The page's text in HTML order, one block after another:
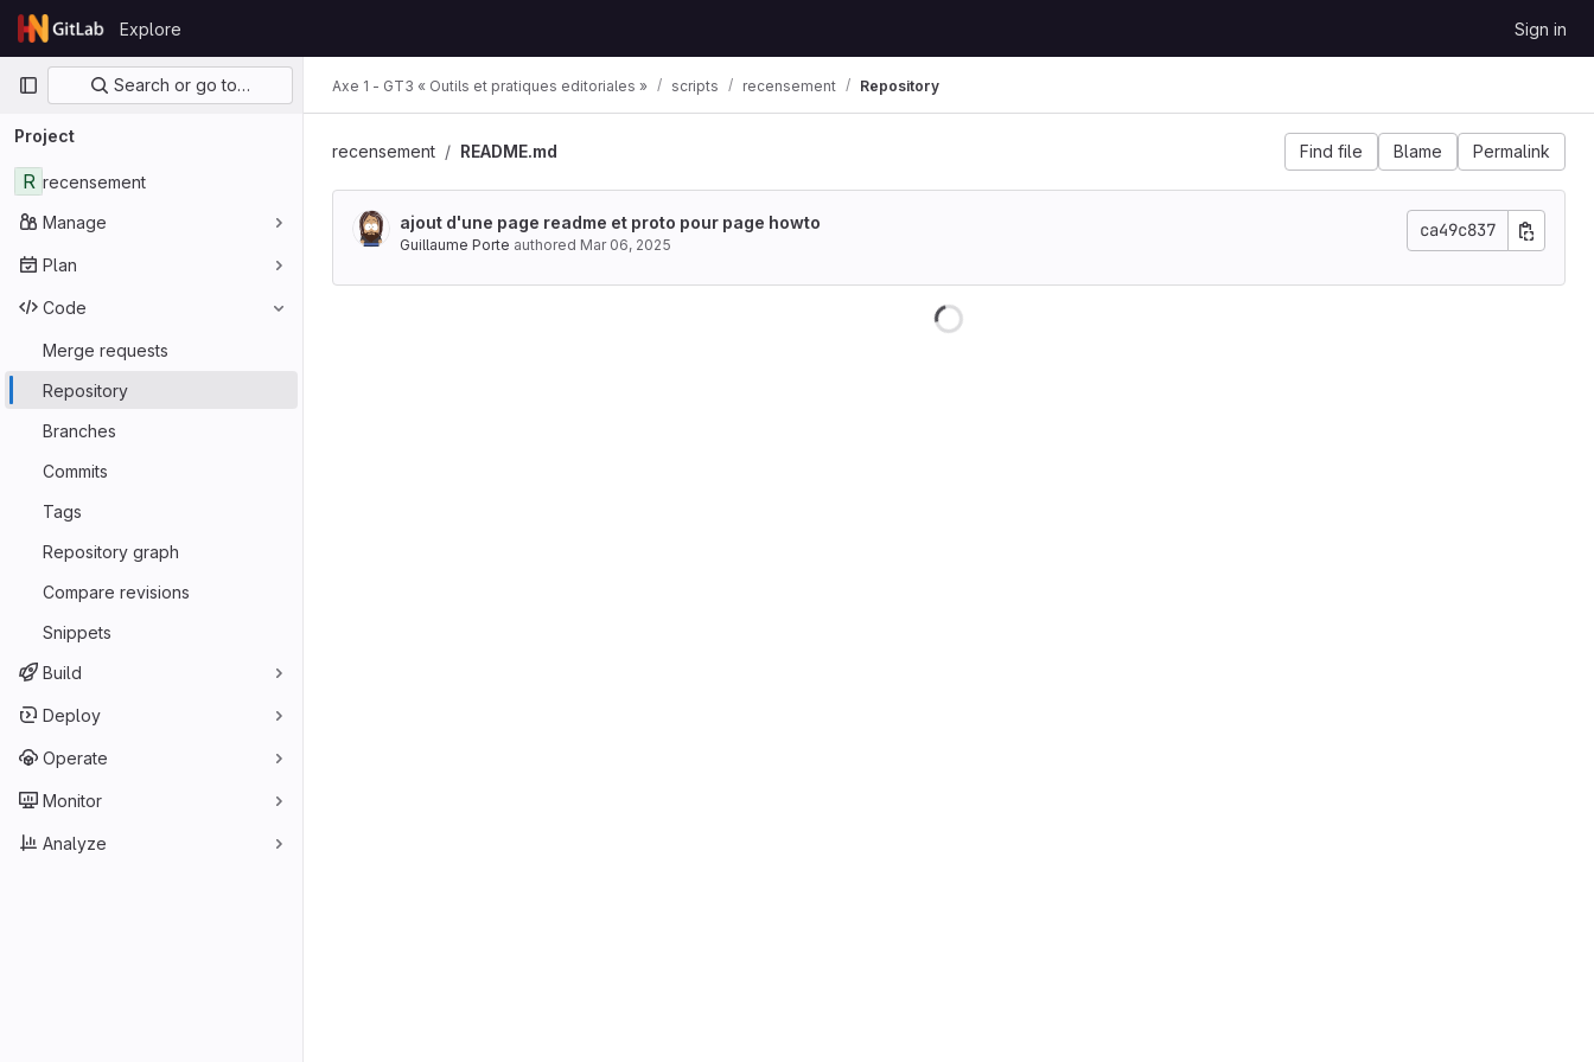
Skip to content
GitLab
Explore Sign in
Primary navigation
Search or go to…
Project
R recensement
Manage
Plan
Code
Merge requests
Repository
Branches
Commits
Tags
Repository graph
Compare revisions
Snippets
Build
Deploy
Operate
Monitor
Analyze
Axe 1 - GT3 « Outils et pratiques editoriales » scripts recensement Repository
recensement README.md Find file Blame Permalink
ajout d'une page readme et proto pour page howto
Guillaume Porte authored Mar 06, 2025
ca49c837